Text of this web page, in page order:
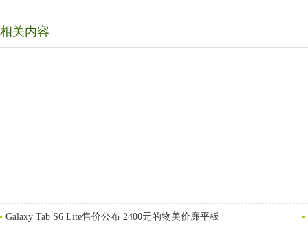
相关内容
Galaxy Tab S6 Lite售价公布 2400元的物美价廉平板